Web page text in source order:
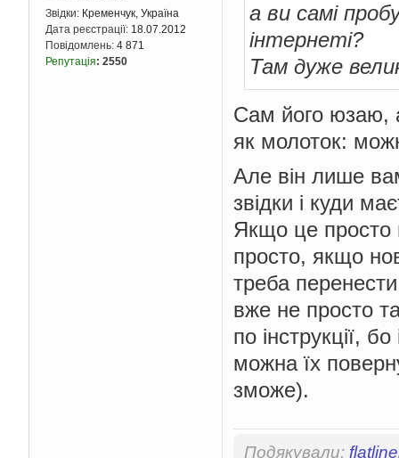
Звідки: Кременчук, Україна
Дата реєстрації: 18.07.2012
Повідомлень: 4 871
Репутація: 2550
а ви самі
інтернеті?
Там дуже
Сам його юзаю,
як молоток:
Але він лише
звідки і куди
Якщо це просто
просто, якщо
треба
вже не просто
по інструкції,
можна їх
зможе).
Подякували: